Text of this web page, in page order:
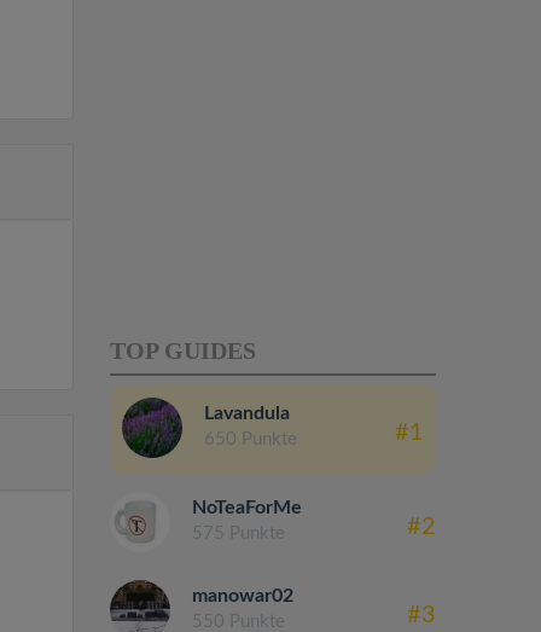
TOP GUIDES
Lavandula
650 Punkte #1
NoTeaForMe
575 Punkte #2
manowar02
550 Punkte #3